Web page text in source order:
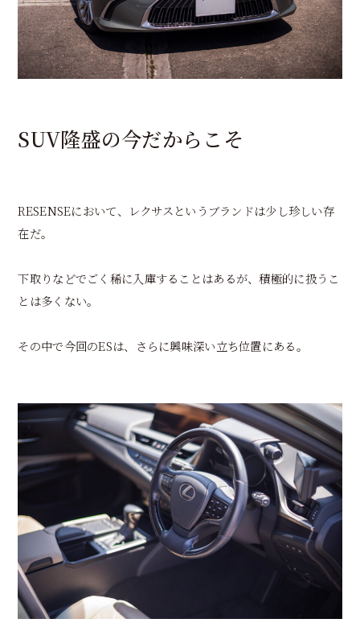
SUV隆盛の今だからこそ
RESENSEにおいて、レクサスというブランドは少し珍しい存
在だ。
下取りなどでごく稀に入庫することはあるが、積極的に扱うこ
とは多くない。
その中で今回のESは、さらに興味深い立ち位置にある。